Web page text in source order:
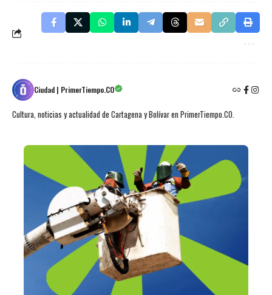
Ciudad | PrimerTiempo.CO
Cultura, noticias y actualidad de Cartagena y Bolívar en PrimerTiempo.CO.